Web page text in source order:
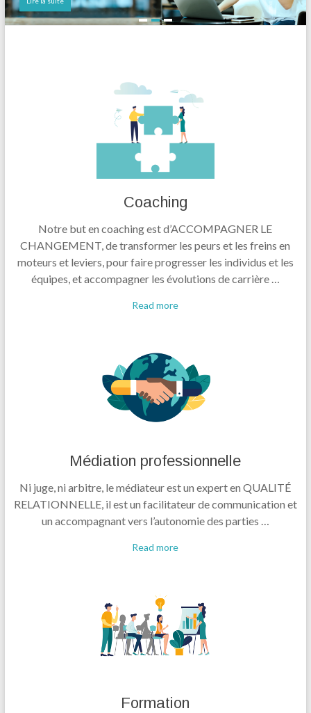
Coaching
Notre but en coaching est d’ACCOMPAGNER LE
CHANGEMENT, de transformer les peurs et les freins en
moteurs et leviers, pour faire progresser les individus et les
équipes, et accompagner les évolutions de carrière …
Read more
Médiation professionnelle
Ni juge, ni arbitre, le médiateur est un expert en QUALITÉ
RELATIONNELLE, il est un facilitateur de communication et
un accompagnant vers l’autonomie des parties …
Read more
Formation